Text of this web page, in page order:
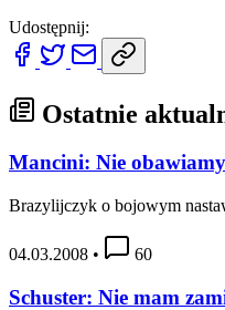
Udostępnij:
Ostatnie
Mancini: Nie
Brazylijczyk o bojowym
04.03.2008 • 60
Schuster: Nie mam